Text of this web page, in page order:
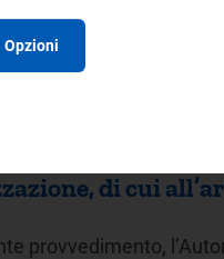
- 04/06/2024
sui
di cui
provvedimento,
Opzioni